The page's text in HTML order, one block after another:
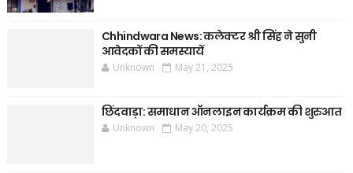
Chhindwara News: कलेक्टर श्री सिंह ने सुनी
आवेदकों की समस्यायें
Unknown May 21, 2025
छिंदवाड़ा: समाधान ऑनलाइन कार्यक्रम की शुरुआत
Unknown May 20, 2025